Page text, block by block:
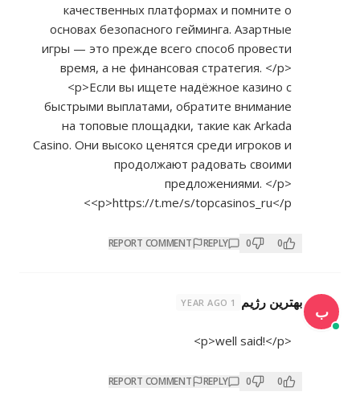
качественных платформах и помните о
основах безопасного гейминга. Азартные
игры — это прежде всего способ провести
время, а не финансовая стратегия. </p>
<p>Если вы ищете надёжное казино с
быстрыми выплатами, обратите внимание
на топовые площадки, такие как Arkada
Casino. Они высоко ценятся среди игроков и
продолжают радовать своими
предложениями. </p>
<p>https://t.me/s/topcasinos_ru</p>
0
0
REPLY
REPORT COMMENT
ب بهترین رژیم 1 YEAR AGO
<p>well said!</p>
0
0
REPLY
REPORT COMMENT